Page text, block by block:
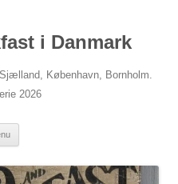
i Danmark
København, Bornholm.
2026